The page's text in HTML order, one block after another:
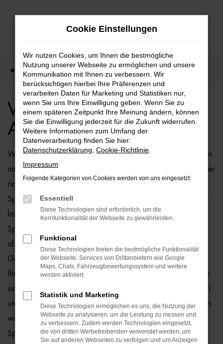
Zum
Startseite VW VW Golf Sportsvan Angebote
VW Golf Sportsvan
Angebote
Wenn Sie sich für ein Fahrzeug vom Typ VW Golf Sportsvan
interessieren, sind Sie bei der Ostermaier Auto-Familie an der
richtigen Adresse. Bei uns können Sie Ihren VW Golf
Sportsvan günstig kaufen und profitieren zudem von unserer
langjährigen Erfahrung. Wir bieten Ihnen den VW Golf
Sportsvan zu Top-Preisen – und das sowohl als Neuwagen
als auch als Jahreswagen, Tageszulassung und
Gebrauchtwagen. Auf Wunsch können Sie bei uns auch
Ihren VW Golf Sportsvan finanzieren. Oder Sie entscheiden
sich für das günstige VW Golf Sportsvan Leasing. Sie finden
uns an sieben Standorten in ganz Bayern. Wahlweise bieten
wir Ihnen auch rund um die Uhr unseren online VW Golf
Sportsvan Konfigurator. Hier legen Sie exakt fest, welche
Cookie Einstellungen
Wir nutzen Cookies, um Ihnen die bestmögliche
Nutzung unserer Webseite zu ermöglichen und unsere
Kommunikation mit Ihnen zu verbessern. Wir
berücksichtigen hierbei Ihre Präferenzen und
verarbeiten Daten für Marketing und Statistiken nur,
wenn Sie uns Ihre Einwilligung geben. Wenn Sie zu
einem späteren Zeitpunkt Ihre Meinung ändern, können
Sie die Einwilligung jederzeit für die Zukunft widerrufen.
Weitere Informationen zum Umfang der
Datenverarbeitung finden Sie hier:
Datenschutzerklärung Cookie-Richtlinie
Impressum
Folgende Kategorien von Cookies werden von uns eingesetzt:
Essentiell
Diese Technologien sind erforderlich, um die
Kernfunktionalität der Webseite zu gewährleisten.
Funktional
Diese Technologien bieten die bestmögliche Funktionalität
der Webseite. Services von Drittanbietern wie Google
Maps, Chats, Fahrzeugbewertungssystem und weitere
werden aktiviert.
Statistik und Marketing
Diese Technologien ermöglichen es uns, die Nutzung der
Webseite zu analysieren, um die Leistung zu messen und
zu verbessern. Zudem werden Technologien eingesetzt,
die von dritten Werbetreibenden verwendet werden, um
Sie auf anderen Webseiten zu verfolgen und um Anzeigen